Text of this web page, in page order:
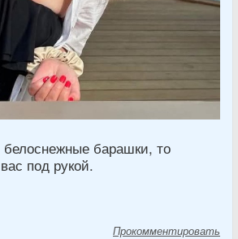
барашки, то
под рукой.
Прокомментировать